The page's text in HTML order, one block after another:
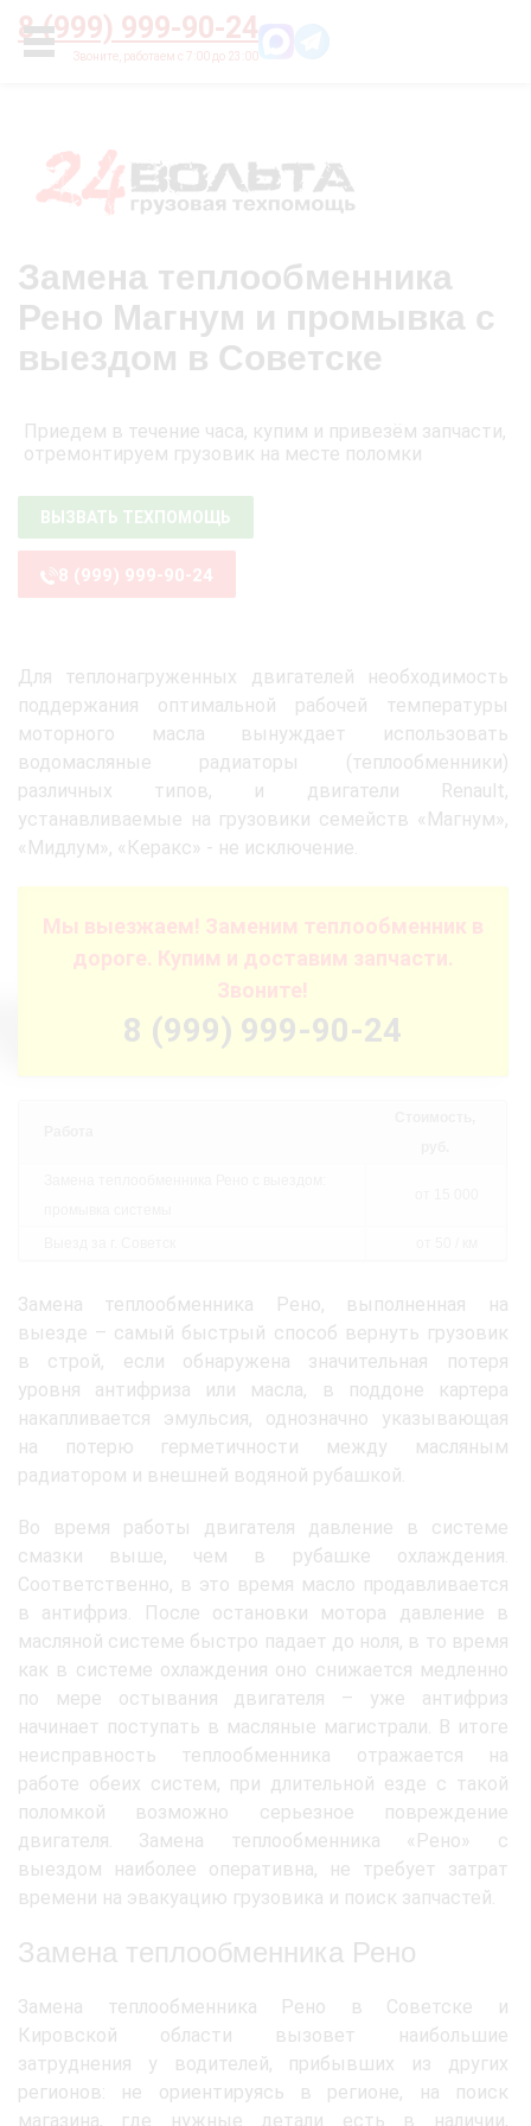
8 (999) 999-90-24
УСЛУГИ
Главная О нас Цены
Замена теплообменника
Рено Магнум и промывка с
выездом в Советске
Приедем в течение часа, купим и привезём запчасти,
отремонтируем грузовик на месте поломки
ВЫЗВАТЬ ТЕХПОМОЩЬ
8 (999) 999-90-24
Для теплонагруженных двигателей необходимость
поддержания оптимальной рабочей температуры
моторного масла вынуждает использовать
водомасляные радиаторы (теплообменники)
различных типов, и двигатели Renault,
устанавливаемые на грузовики семейств «Магнум»,
«Мидлум», «Керакс» - не исключение.
Мы выезжаем! Заменим теплообменник в
дороге. Купим и доставим запчасти.
Звоните!
8 (999) 999-90-24
Замена теплообменника Рено, выполненная на
выезде – самый быстрый способ вернуть грузовик
в строй, если обнаружена значительная потеря
уровня антифриза или масла, в поддоне картера
накапливается эмульсия, однозначно указывающая
на потерю герметичности между масляным
радиатором и внешней водяной рубашкой.
Во время работы двигателя давление в системе
смазки выше, чем в рубашке охлаждения.
Соответственно, в это время масло продавливается
в антифриз. После остановки мотора давление в
масляной системе быстро падает до ноля, в то время
как в системе охлаждения оно снижается медленно
по мере остывания двигателя – уже антифриз
начинает поступать в масляные магистрали. В итоге
неисправность теплообменника отражается на
работе обеих систем, при длительной езде с такой
поломкой возможно серьезное повреждение
двигателя. Замена теплообменника «Рено» с
выездом наиболее оперативна, не требует затрат
времени на эвакуацию грузовика и поиск запчастей.
Замена теплообменника Рено
Замена теплообменника Рено в Советске и
Кировской области вызовет наибольшие
затруднения у водителей, прибывших из других
регионов: не ориентируясь в регионе, на поиск
магазина, где нужные детали есть в наличии,